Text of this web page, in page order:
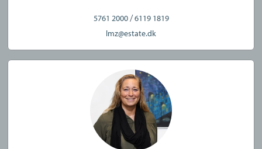
5761 2000/6119 1819
lmz@estate.dk